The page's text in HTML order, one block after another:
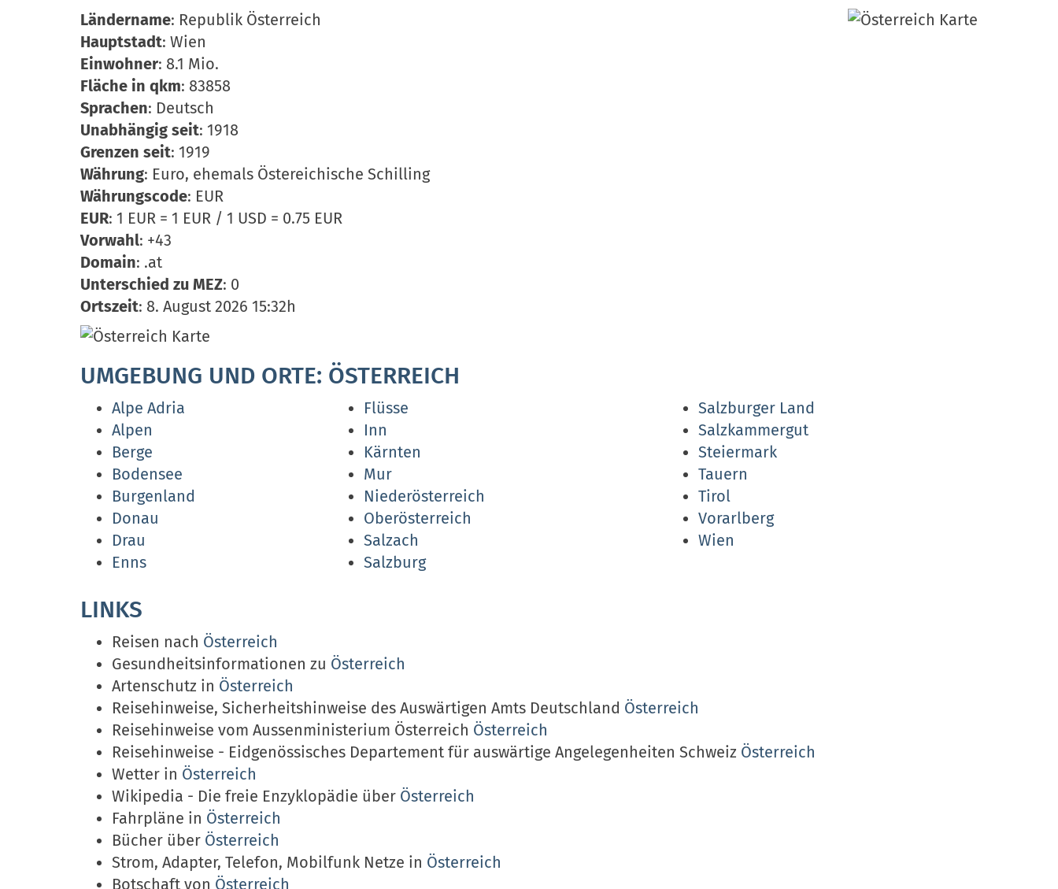
Ländername: Republik Österreich
Hauptstadt: Wien
Einwohner: 8.1 Mio.
Fläche in qkm: 83858
Sprachen: Deutsch
Unabhängig seit: 1918
Grenzen seit: 1919
Währung: Euro, ehemals Östereichische Schilling
Währungscode: EUR
EUR: 1 EUR = 1 EUR / 1 USD = 0.75 EUR
Vorwahl: +43
Domain: .at
Unterschied zu MEZ: 0
Ortszeit: 8. August 2026 15:32h
UMGEBUNG UND ORTE: ÖSTERREICH
Alpe Adria
Alpen
Berge
Bodensee
Burgenland
Donau
Drau
Enns
Flüsse
Inn
Kärnten
Mur
Niederösterreich
Oberösterreich
Salzach
Salzburg
Salzburger Land
Salzkammergut
Steiermark
Tauern
Tirol
Vorarlberg
Wien
LINKS
Reisen nach Österreich
Gesundheitsinformationen zu Österreich
Artenschutz in Österreich
Reisehinweise, Sicherheitshinweise des Auswärtigen Amts Deutschland Österreich
Reisehinweise vom Aussenministerium Österreich Österreich
Reisehinweise - Eidgenössisches Departement für auswärtige Angelegenheiten Schweiz Österreich
Wetter in Österreich
Wikipedia - Die freie Enzyklopädie über Österreich
Fahrpläne in Österreich
Bücher über Österreich
Strom, Adapter, Telefon, Mobilfunk Netze in Österreich
Botschaft von Österreich